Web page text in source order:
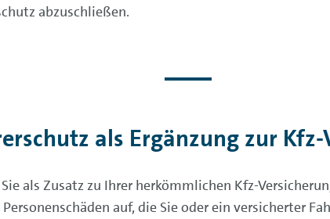
abzuschließen.
als Ergänzung zur
als Zusatz zu Ihrer herkömmlichen Kfz-
auf, die Sie oder ein versicherter